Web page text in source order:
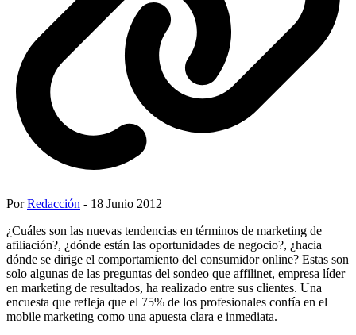
PorRedacción - 18 Junio 2012
¿Cuáles son las nuevas tendencias en términos de marketing de
afiliación?, ¿dónde están las oportunidades de negocio?, ¿hacia
dónde se dirige el comportamiento del consumidor online? Estas son
solo algunas de las preguntas del sondeo que affilinet, empresa líder
en marketing de resultados, ha realizado entre sus clientes. Una
encuesta que refleja que el 75% de los profesionales confía en el
mobile marketing como una apuesta clara e inmediata.